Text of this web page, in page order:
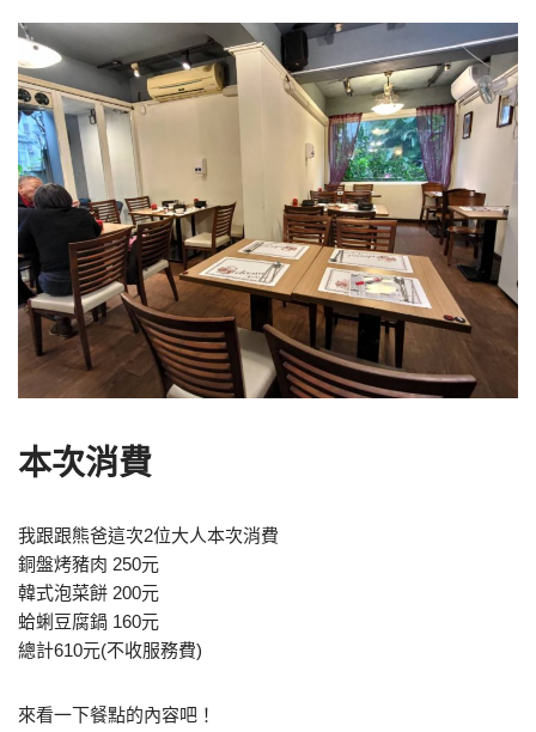
本次消費
我跟跟熊爸這次2位大人本次消費
銅盤烤豬肉 250元
韓式泡菜餅 200元
蛤蜊豆腐鍋 160元
總計610元(不收服務費)
來看一下餐點的內容吧！